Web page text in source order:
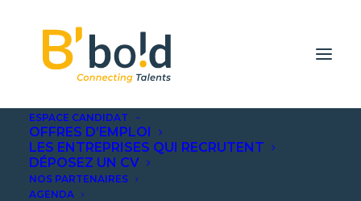
ESPACE CANDIDAT
OFFRES D’EMPLOI
LES ENTREPRISES QUI RECRUTENT
DÉPOSEZ UN CV
NOS PARTENAIRES
AGENDA
SMARTLOG